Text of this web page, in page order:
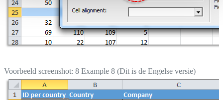
Voorbeeld screenshot: 8 Example 8 (Dit is de Engelse versie)